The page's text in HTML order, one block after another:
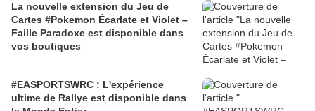
La nouvelle extension du Jeu de
Cartes #Pokemon Écarlate et Violet –
Faille Paradoxe est disponible dans
vos boutiques
#EASPORTSWRC : L'expérience
ultime de Rallye est disponible dans